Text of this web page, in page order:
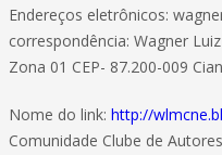
Endereços eletrônicos:
correspondência: Wagner
Zona 01 CEP- 87.200-009
Nome do link: http://
Comunidade Clube de